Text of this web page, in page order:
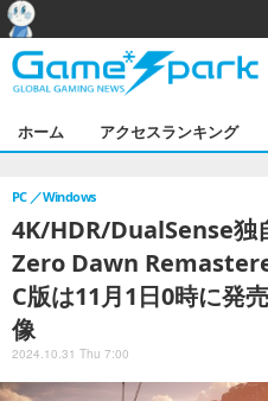
ホーム アクセスランキング
4K/HDR/DualSense独
Zero Dawn
C版は11月1日0時に発
像
PC Windows
2024.10.31 Thu 7:00